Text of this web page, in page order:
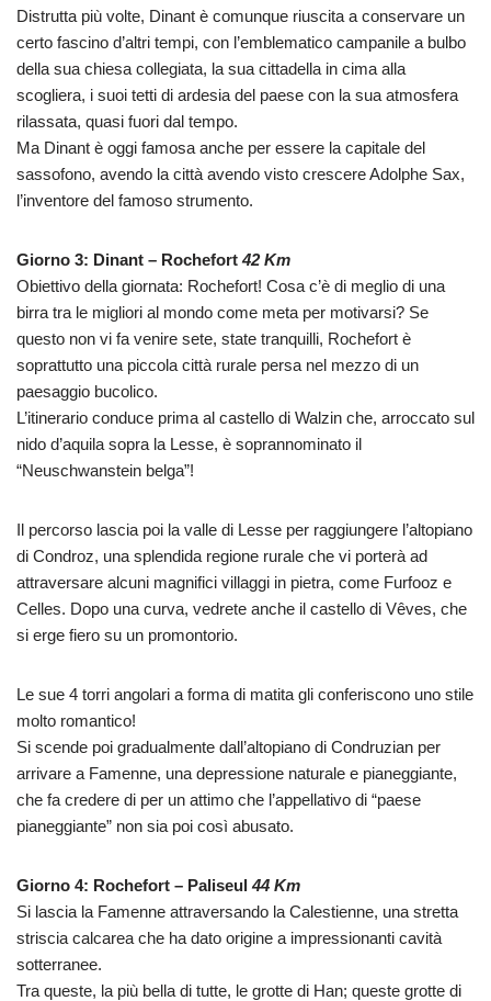
Distrutta più volte, Dinant è comunque riuscita a conservare un
certo fascino d’altri tempi, con l’emblematico campanile a bulbo
della sua chiesa collegiata, la sua cittadella in cima alla
scogliera, i suoi tetti di ardesia del paese con la sua atmosfera
rilassata, quasi fuori dal tempo.
Ma Dinant è oggi famosa anche per essere la capitale del
sassofono, avendo la città avendo visto crescere Adolphe Sax,
l’inventore del famoso strumento.
Giorno 3: Dinant – Rochefort 42 Km
Obiettivo della giornata: Rochefort! Cosa c’è di meglio di una
birra tra le migliori al mondo come meta per motivarsi? Se
questo non vi fa venire sete, state tranquilli, Rochefort è
soprattutto una piccola città rurale persa nel mezzo di un
paesaggio bucolico.
L’itinerario conduce prima al castello di Walzin che, arroccato sul
nido d’aquila sopra la Lesse, è soprannominato il
“Neuschwanstein belga”!
Il percorso lascia poi la valle di Lesse per raggiungere l’altopiano
di Condroz, una splendida regione rurale che vi porterà ad
attraversare alcuni magnifici villaggi in pietra, come Furfooz e
Celles. Dopo una curva, vedrete anche il castello di Vêves, che
si erge fiero su un promontorio.
Le sue 4 torri angolari a forma di matita gli conferiscono uno stile
molto romantico!
Si scende poi gradualmente dall’altopiano di Condruzian per
arrivare a Famenne, una depressione naturale e pianeggiante,
che fa credere di per un attimo che l’appellativo di “paese
pianeggiante” non sia poi così abusato.
Giorno 4: Rochefort – Paliseul 44 Km
Si lascia la Famenne attraversando la Calestienne, una stretta
striscia calcarea che ha dato origine a impressionanti cavità
sotterranee.
Tra queste, la più bella di tutte, le grotte di Han; queste grotte di